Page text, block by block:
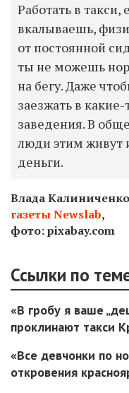
Работать в
вкалываешь,
от постоянной
ты не можешь
на бегу. Даже
заезжать в
заведения. В
люди этим живут
деньги.
Влада
газеты Newslab,
фото: pixabay.com
Ссылки по
«В гробу я ваше
проклинают такси
«Все девчонки по
откровения